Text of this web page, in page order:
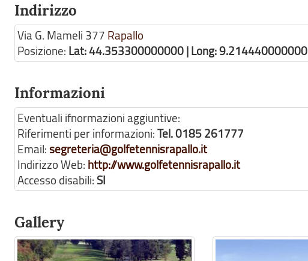
Indirizzo
Via G. Mameli 377 Rapallo
Posizione: Lat: 44.353300000000 | Long: 9.214440000000
Informazioni
Eventuali ifnormazioni aggiuntive:
Riferimenti per informazioni:Tel. 0185 261777
Email:segreteria@golfetennisrapallo.it
Indirizzo Web: http://www.golfetennisrapallo.it
Accesso disabili: SI
Gallery